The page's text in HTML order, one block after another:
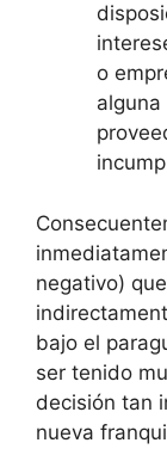
o
negativo)
bajo el
ser tenido
decisión tan
nueva